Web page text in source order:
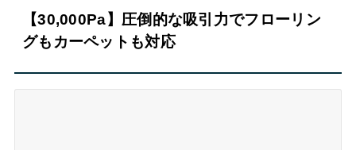
【30,000Pa】圧倒的な吸引力でフローリン
グもカーペットも対応